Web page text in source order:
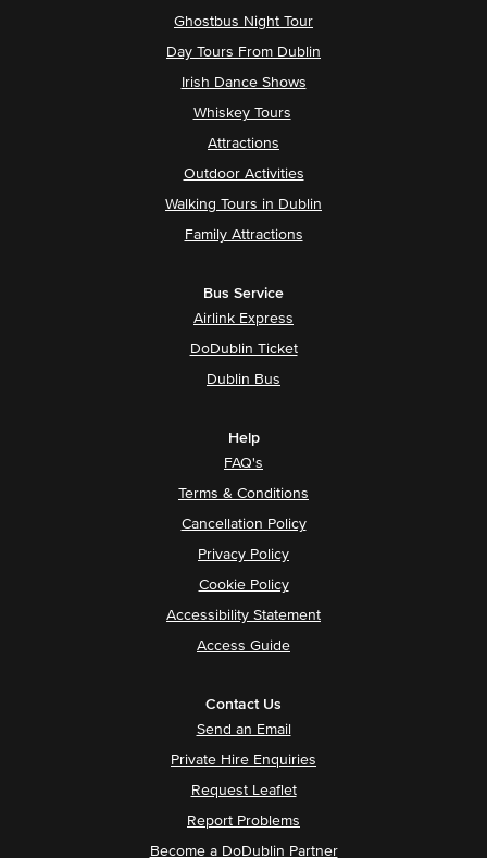
Ghostbus Night Tour
Day Tours From Dublin
Irish Dance Shows
Whiskey Tours
Attractions
Outdoor Activities
Walking Tours in Dublin
Family Attractions
Bus Service
Airlink Express
DoDublin Ticket
Dublin Bus
Help
FAQ's
Terms & Conditions
Cancellation Policy
Privacy Policy
Cookie Policy
Accessibility Statement
Access Guide
Contact Us
Send an Email
Private Hire Enquiries
Request Leaflet
Report Problems
Become a DoDublin Partner